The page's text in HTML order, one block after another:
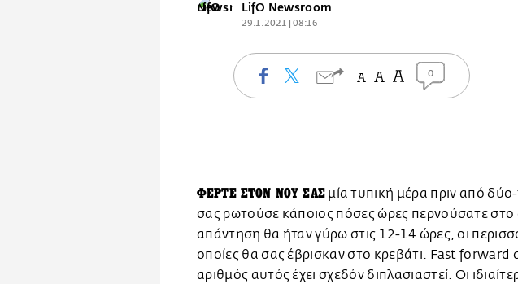
LifO Newsroom
29.1.2021 | 08:16
0
ΦΕΡΤΕ ΣΤΟΝ ΝΟΥ ΣΑΣμία τυπική μέρα πριν από δύο-
σας ρωτούσε κάποιος πόσες ώρες περνούσατε στο
απάντηση θα ήταν γύρω στις 12-14 ώρες, οι
οποίες θα σας έβρισκαν στο κρεβάτι. Fast forward
αριθμός αυτός έχει σχεδόν διπλασιαστεί. Οι